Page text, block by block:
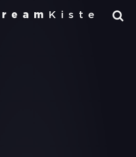
Kiste